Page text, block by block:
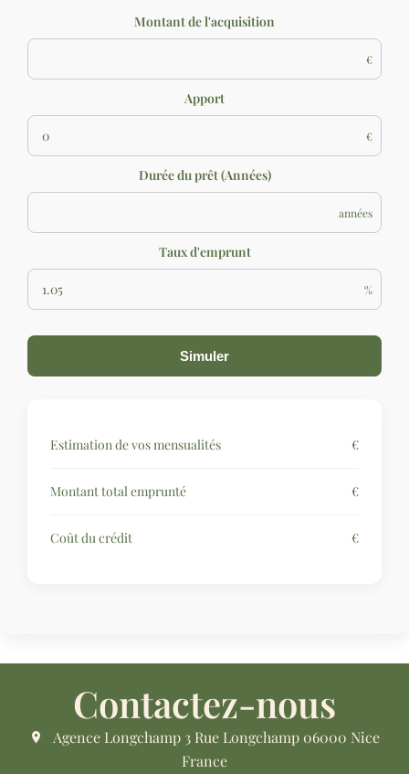
Montant de l'acquisition
€
Apport
€
Durée du prêt (Années)
années
Taux d'emprunt
%
Simuler
Estimation de vos mensualités €
Montant total emprunté €
Coût du crédit €
Contactez-nous
Agence Longchamp 3 Rue Longchamp 06000 Nice
France